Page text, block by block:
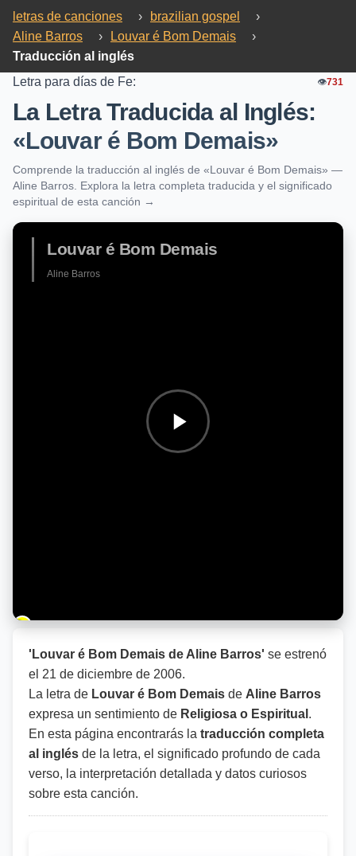
letras de canciones › brazilian gospel
›
Aline Barros
› Louvar é Bom Demais
›
Traducción al inglés
Letra para días de Fe:
👁️731
La Letra Traducida al Inglés:
«Louvar é Bom Demais»
Comprende la traducción al inglés de «Louvar é Bom Demais» —
Aline Barros. Explora la letra completa traducida y el significado
espiritual de esta canción →
Louvar é Bom Demais
Aline Barros
Barra de progreso de la reproducción
'Louvar é Bom Demais de Aline Barros' se estrenó
el 21 de diciembre de 2006.
La letra de Louvar é Bom Demais de Aline Barros
expresa un sentimiento de Religiosa o Espiritual .
En esta página encontrarás la traducción completa
al inglés de la letra, el significado profundo de cada
verso, la interpretación detallada y datos curiosos
sobre esta canción.